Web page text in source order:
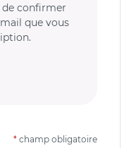
confirmer
que vous
* champ obligatoire